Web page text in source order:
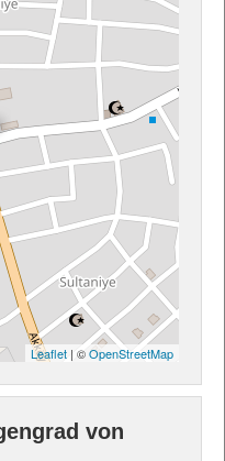
Leaflet | ©OpenStreetMap
von